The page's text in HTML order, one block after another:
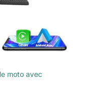
moto avec